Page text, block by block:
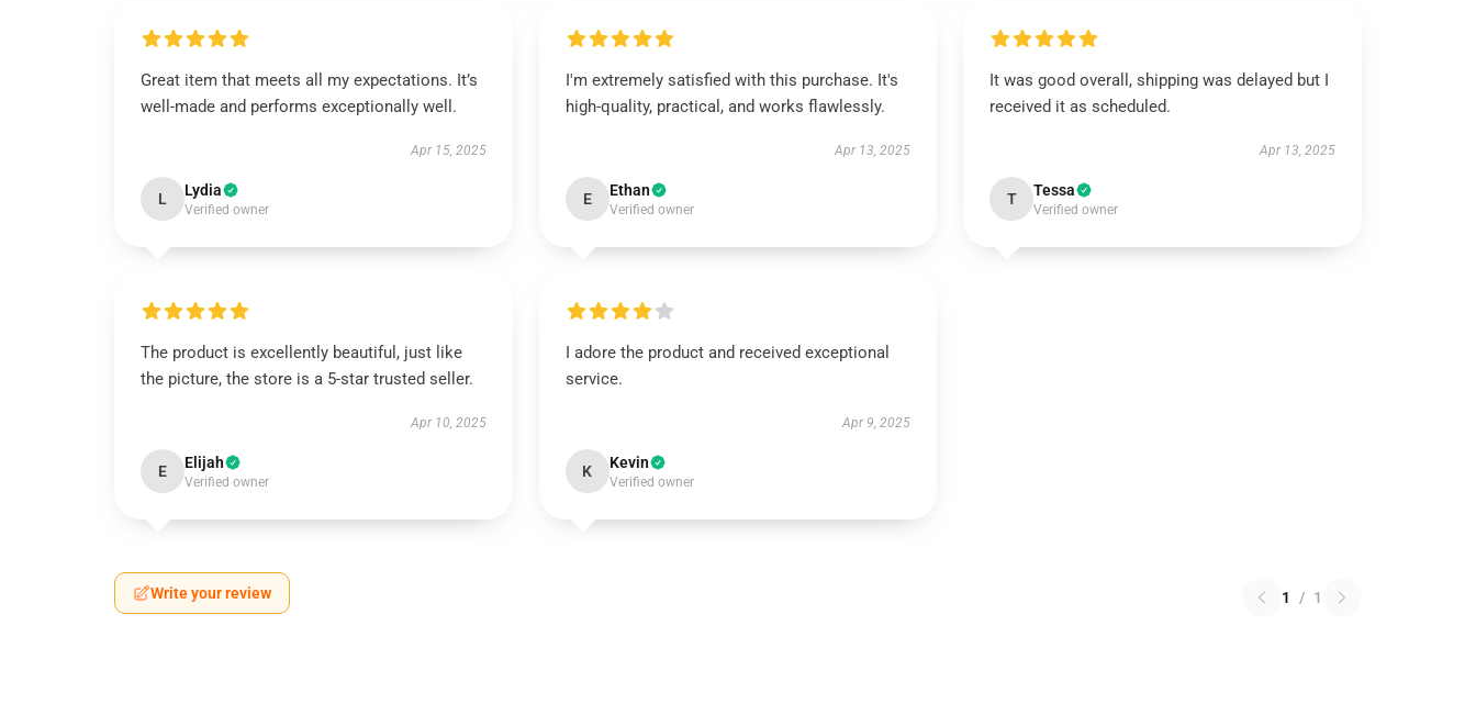
Great item that meets all my expectations. It’s
well-made and performs exceptionally well.
Apr 15, 2025
L Lydia
Verified owner
I'm extremely satisfied with this purchase. It's
high-quality, practical, and works flawlessly.
Apr 13, 2025
E Ethan
Verified owner
It was good overall, shipping was delayed but I
received it as scheduled.
Apr 13, 2025
T Tessa
Verified owner
The product is excellently beautiful, just like
the picture, the store is a 5-star trusted seller.
Apr 10, 2025
E Elijah
Verified owner
I adore the product and received exceptional
service.
Apr 9, 2025
K Kevin
Verified owner
Write your review 1 / 1